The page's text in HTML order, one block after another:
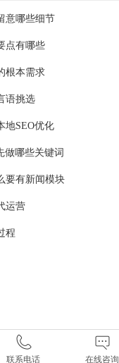
意哪些细节
点有哪些
根本需求
语挑选
地SEO优化
做哪些关键词
要有新闻模块
运营
程
联系电话 在线咨询